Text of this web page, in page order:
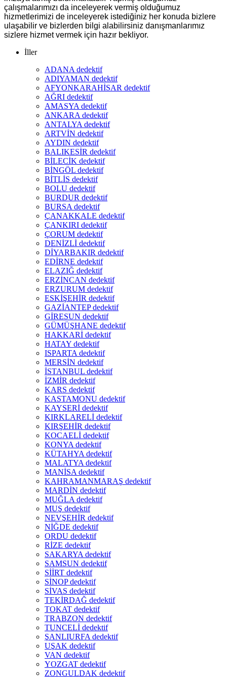
çalışmalarımızı da inceleyerek vermiş olduğumuz
hizmetlerimizi de inceleyerek istediğiniz her konuda bizlere
ulaşabilir ve bizlerden bilgi alabilirsiniz danışmanlarımız
sizlere hizmet vermek için hazır bekliyor.
İller
ADANA dedektif
ADIYAMAN dedektif
AFYONKARAHİSAR dedektif
AĞRI dedektif
AMASYA dedektif
ANKARA dedektif
ANTALYA dedektif
ARTVİN dedektif
AYDIN dedektif
BALIKESİR dedektif
BİLECİK dedektif
BİNGÖL dedektif
BİTLİS dedektif
BOLU dedektif
BURDUR dedektif
BURSA dedektif
ÇANAKKALE dedektif
ÇANKIRI dedektif
ÇORUM dedektif
DENİZLİ dedektif
DİYARBAKIR dedektif
EDİRNE dedektif
ELAZIĞ dedektif
ERZİNCAN dedektif
ERZURUM dedektif
ESKİŞEHİR dedektif
GAZİANTEP dedektif
GİRESUN dedektif
GÜMÜŞHANE dedektif
HAKKARİ dedektif
HATAY dedektif
ISPARTA dedektif
MERSİN dedektif
İSTANBUL dedektif
İZMİR dedektif
KARS dedektif
KASTAMONU dedektif
KAYSERİ dedektif
KIRKLARELİ dedektif
KIRŞEHİR dedektif
KOCAELİ dedektif
KONYA dedektif
KÜTAHYA dedektif
MALATYA dedektif
MANİSA dedektif
KAHRAMANMARAŞ dedektif
MARDİN dedektif
MUĞLA dedektif
MUŞ dedektif
NEVŞEHİR dedektif
NİĞDE dedektif
ORDU dedektif
RİZE dedektif
SAKARYA dedektif
SAMSUN dedektif
SİİRT dedektif
SİNOP dedektif
SİVAS dedektif
TEKİRDAĞ dedektif
TOKAT dedektif
TRABZON dedektif
TUNCELİ dedektif
ŞANLIURFA dedektif
UŞAK dedektif
VAN dedektif
YOZGAT dedektif
ZONGULDAK dedektif